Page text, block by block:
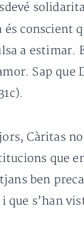
conscient
a estimar.
Sap que
Càritas
que
ben
que s’han